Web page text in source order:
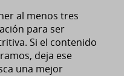
al menos tres
para ser
Si el contenido
deja ese
una mejor